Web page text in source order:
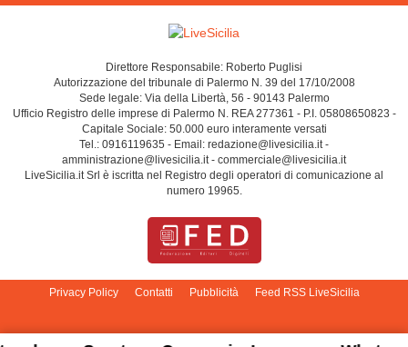
Direttore Responsabile: Roberto Puglisi
Autorizzazione del tribunale di Palermo N. 39 del 17/10/2008
Sede legale: Via della Libertà, 56 - 90143 Palermo
Ufficio Registro delle imprese di Palermo N. REA 277361 - P.I. 05808650823 -
Capitale Sociale: 50.000 euro interamente versati
Tel.: 0916119635 - Email: redazione@livesicilia.it -
amministrazione@livesicilia.it - commerciale@livesicilia.it
LiveSicilia.it Srl è iscritta nel Registro degli operatori di comunicazione al
numero 19965.
Privacy Policy Contatti Pubblicità Feed RSS LiveSicilia